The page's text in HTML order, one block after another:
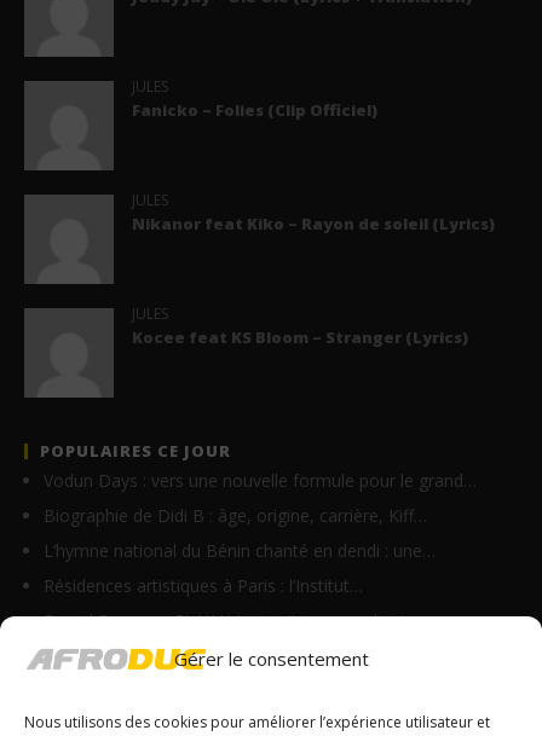
Gérer le consentement
Nous utilisons des cookies pour améliorer l’expérience utilisateur et
JULES
Fanicko – Folies (Clip Officiel)
JULES
Nikanor feat Kiko – Rayon de soleil (Lyrics)
JULES
Kocee feat KS Bloom – Stranger (Lyrics)
POPULAIRES CE JOUR
Vodun Days : vers une nouvelle formule pour le grand…
Biographie de Didi B : âge, origine, carrière, Kiff…
L’hymne national du Bénin chanté en dendi : une…
Résidences artistiques à Paris : l’Institut…
Daniel Banam – EL YAH Lyrics (Live recording)
Ste Milano – Bouchkaraille (Lyrics)
Homix – On y va (Lyrics)